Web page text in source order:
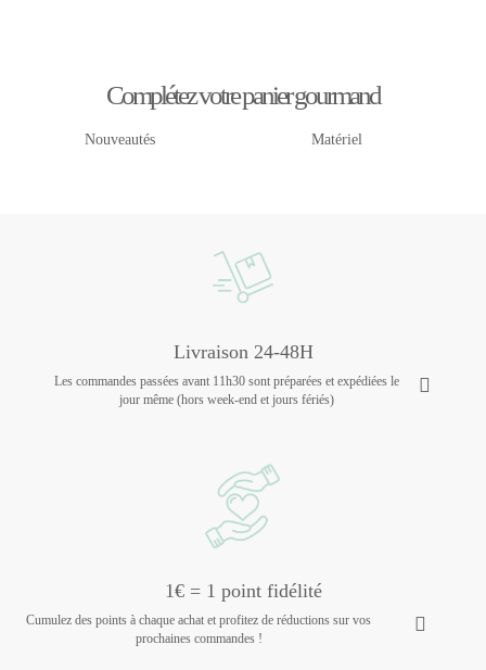
Complétez votre panier gourmand
Nouveautés Matériel
Livraison 24-48H
Les commandes passées avant 11h30 sont préparées et expédiées le
jour même (hors week-end et jours fériés)
1€ = 1 point fidélité
Cumulez des points à chaque achat et profitez de réductions sur vos
prochaines commandes !